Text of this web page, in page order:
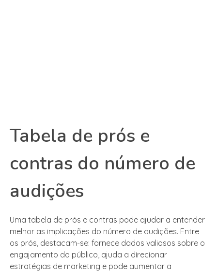
Tabela de prós e
contras do número de
audições
Uma tabela de prós e contras pode ajudar a entender
melhor as implicações do número de audições. Entre
os prós, destacam-se: fornece dados valiosos sobre o
engajamento do público, ajuda a direcionar
estratégias de marketing e pode aumentar a